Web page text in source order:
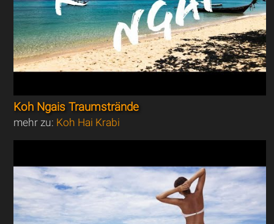
Koh Ngais Traumstrände
mehr zu: Koh Hai Krabi